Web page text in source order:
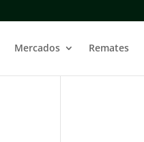
Mercados Remates